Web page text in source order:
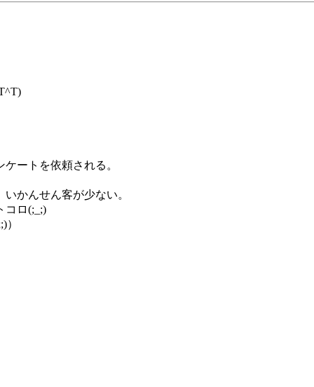
ートを依頼される。
かんせん客が少ない。
コロ(;_;)